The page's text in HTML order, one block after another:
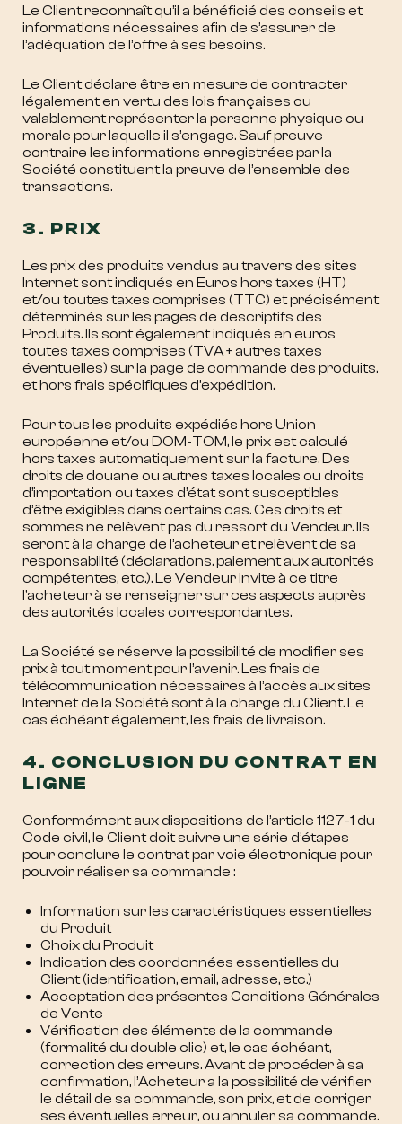
Le Client reconnaît qu’il a bénéficié des conseils et
informations nécessaires afin de s’assurer de
l’adéquation de l’offre à ses besoins.
Le Client déclare être en mesure de contracter
légalement en vertu des lois françaises ou
valablement représenter la personne physique ou
morale pour laquelle il s’engage. Sauf preuve
contraire les informations enregistrées par la
Société constituent la preuve de l’ensemble des
transactions.
3. PRIX
Les prix des produits vendus au travers des sites
Internet sont indiqués en Euros hors taxes (HT)
et/ou toutes taxes comprises (TTC) et précisément
déterminés sur les pages de descriptifs des
Produits. Ils sont également indiqués en euros
toutes taxes comprises (TVA + autres taxes
éventuelles) sur la page de commande des produits,
et hors frais spécifiques d’expédition.
Pour tous les produits expédiés hors Union
européenne et/ou DOM-TOM, le prix est calculé
hors taxes automatiquement sur la facture. Des
droits de douane ou autres taxes locales ou droits
d’importation ou taxes d’état sont susceptibles
d’être exigibles dans certains cas. Ces droits et
sommes ne relèvent pas du ressort du Vendeur. Ils
seront à la charge de l’acheteur et relèvent de sa
responsabilité (déclarations, paiement aux autorités
compétentes, etc.). Le Vendeur invite à ce titre
l’acheteur à se renseigner sur ces aspects auprès
des autorités locales correspondantes.
La Société se réserve la possibilité de modifier ses
prix à tout moment pour l’avenir. Les frais de
télécommunication nécessaires à l’accès aux sites
Internet de la Société sont à la charge du Client. Le
cas échéant également, les frais de livraison.
4. CONCLUSION DU CONTRAT EN
LIGNE
Conformément aux dispositions de l’article 1127-1 du
Code civil, le Client doit suivre une série d’étapes
pour conclure le contrat par voie électronique pour
pouvoir réaliser sa commande :
Information sur les caractéristiques essentielles
du Produit
Choix du Produit
Indication des coordonnées essentielles du
Client (identification, email, adresse, etc.)
Acceptation des présentes Conditions Générales
de Vente
Vérification des éléments de la commande
(formalité du double clic) et, le cas échéant,
correction des erreurs. Avant de procéder à sa
confirmation, l’Acheteur a la possibilité de vérifier
le détail de sa commande, son prix, et de corriger
ses éventuelles erreur, ou annuler sa commande.